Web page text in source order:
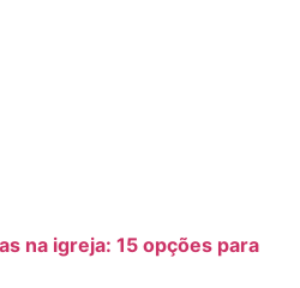
na igreja: 15 opções para